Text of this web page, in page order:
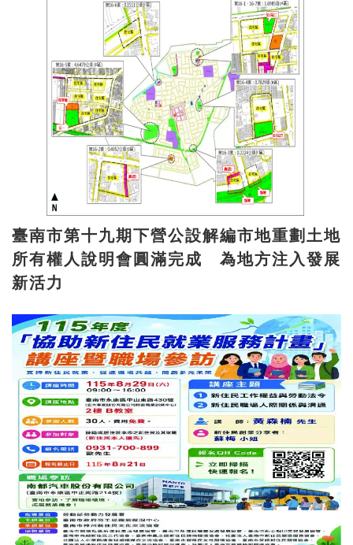
臺南市第十九期下營公設解編市地重劃土地
所有權人說明會圓滿完成 為地方注入發展
新活力